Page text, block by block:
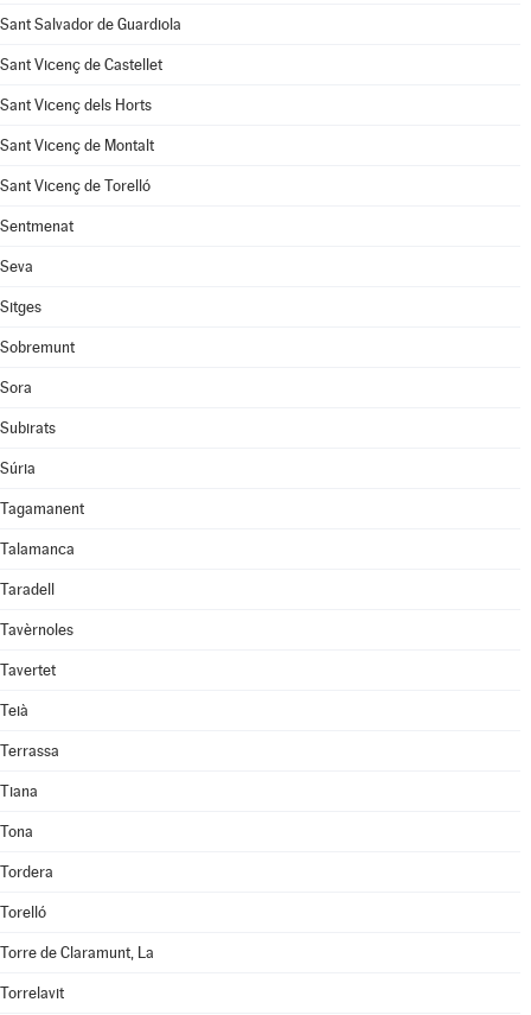
Sant Salvador de Guardiola
Sant Vicenç de Castellet
Sant Vicenç dels Horts
Sant Vicenç de Montalt
Sant Vicenç de Torelló
Sentmenat
Seva
Sitges
Sobremunt
Sora
Subirats
Súria
Tagamanent
Talamanca
Taradell
Tavèrnoles
Tavertet
Teià
Terrassa
Tiana
Tona
Tordera
Torelló
Torre de Claramunt, La
Torrelavit